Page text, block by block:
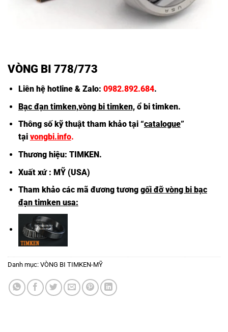
VÒNG BI 778/773
Liên hệ hotline & Zalo: 0982.892.684.
Bạc đạn timken,vòng bi timken, ổ bi timken.
Thông số kỹ thuật tham khảo tại “catalogue”
tại vongbi.info.
Thương hiệu: TIMKEN.
Xuất xứ : MỸ (USA)
Tham khảo các mã đương tương gối đỡ vòng bi bạc
đạn timken usa:
Danh mục: VÒNG BI TIMKEN-MỸ